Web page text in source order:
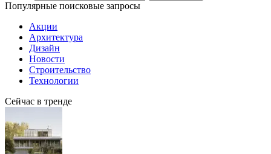
Популярные поисковые запросы
Акции
Архитектура
Дизайн
Новости
Строительство
Технологии
Сейчас в тренде